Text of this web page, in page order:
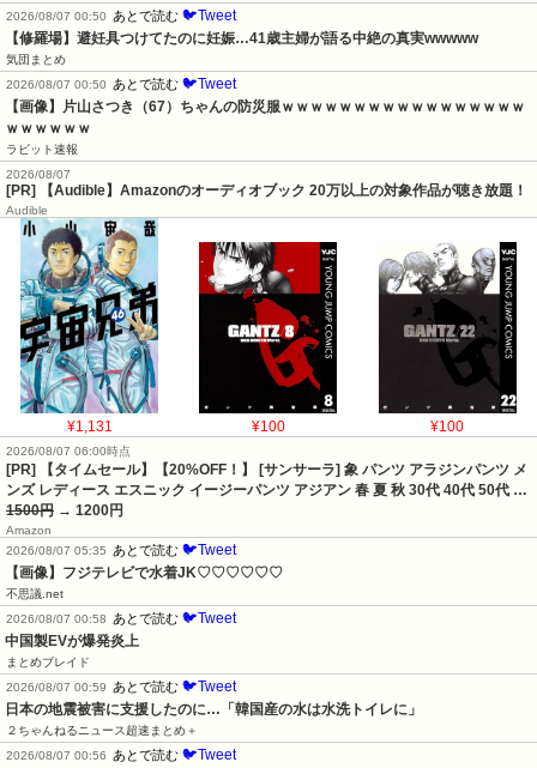
2026/08/07 00:50
あとで読む 🐦Tweet
【修羅場】避妊具つけてたのに妊娠…41歳主婦が語る中絶の真実wwwww
気団まとめ
2026/08/07 00:50
あとで読む 🐦Tweet
【画像】片山さつき（67）ちゃんの防災服ｗｗｗｗｗｗｗｗｗｗｗｗｗｗｗｗｗ
ｗｗｗｗｗｗ
ラビット速報
2026/08/07
[PR] 【Audible】Amazonのオーディオブック 20万以上の対象作品が聴き放題！
Audible
¥1,131 ¥100 ¥100
2026/08/07 06:00時点
[PR] 【タイムセール】【20%OFF！】 [サンサーラ] 象 パンツ アラジンパンツ メ
ンズ レディース エスニック イージーパンツ アジアン 春 夏 秋 30代 40代 50代 …
1500円 → 1200円
Amazon
2026/08/07 05:35
あとで読む 🐦Tweet
【画像】フジテレビで水着JK♡♡♡♡♡♡
不思議.net
2026/08/07 00:58
あとで読む 🐦Tweet
中国製EVが爆発炎上
まとめブレイド
2026/08/07 00:59
あとで読む 🐦Tweet
日本の地震被害に支援したのに…「韓国産の水は水洗トイレに」
２ちゃんねるニュース超速まとめ＋
2026/08/07 00:56
あとで読む 🐦Tweet